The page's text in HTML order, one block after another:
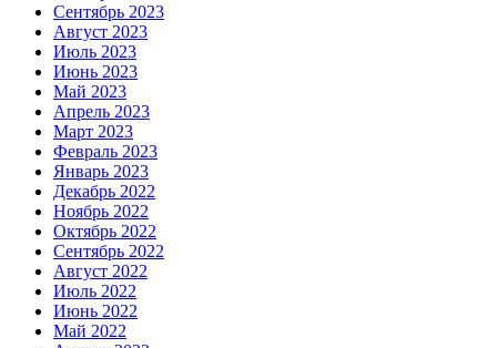
Сентябрь 2023
Август 2023
Июль 2023
Июнь 2023
Май 2023
Апрель 2023
Март 2023
Февраль 2023
Январь 2023
Декабрь 2022
Ноябрь 2022
Октябрь 2022
Сентябрь 2022
Август 2022
Июль 2022
Июнь 2022
Май 2022